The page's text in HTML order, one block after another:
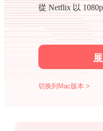
從 Netflix 以
切换到Mac版本 >